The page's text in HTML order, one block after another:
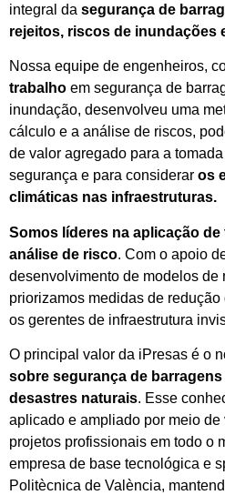
integral da segurança de
rejeitos, riscos de inundações
Nossa equipe de engenheiros,
trabalho em segurança de
inundação, desenvolveu uma
cálculo e a análise de riscos,
de valor agregado para a
segurança e para considerar os
climáticas nas infraestruturas.
Somos líderes na aplicação
análise de risco. Com o apoio
desenvolvimento de modelos de
priorizamos medidas de
os gerentes de infraestrutura
O principal valor da iPresas é o
sobre segurança de
desastres naturais. Esse
aplicado e ampliado por meio
projetos profissionais em todo o
empresa de base tecnológica e
Politècnica de València,